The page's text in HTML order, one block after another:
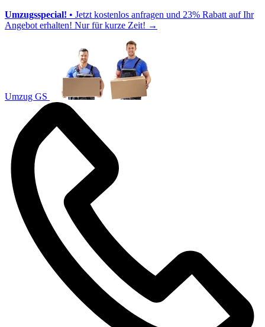
Umzugsspecial! • Jetzt kostenlos anfragen und 23% Rabatt auf Ihr
Angebot erhalten! Nur für kurze Zeit! →
Umzug GS